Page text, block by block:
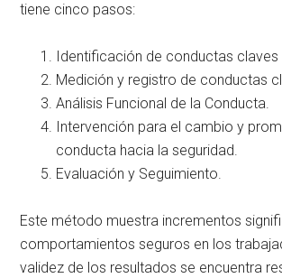
tiene cinco pasos:
Identificación de conductas claves
Medición y registro de conductas
Análisis Funcional de la Conducta.
Intervención para el cambio y
conducta hacia la seguridad.
Evaluación y Seguimiento.
Este método muestra incrementos
comportamientos seguros en los
validez de los resultados se encuentra